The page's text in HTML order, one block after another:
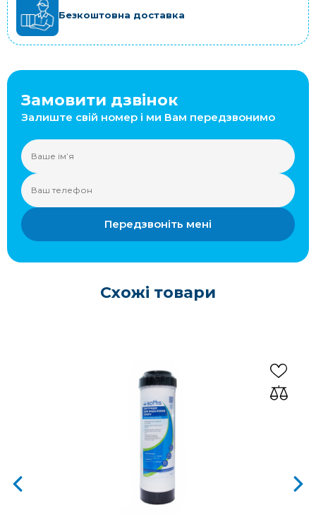
Безкоштовна доставка
Замовити дзвінок
Залиште свій номер і ми Вам передзвонимо
Передзвоніть мені
Схожі товари